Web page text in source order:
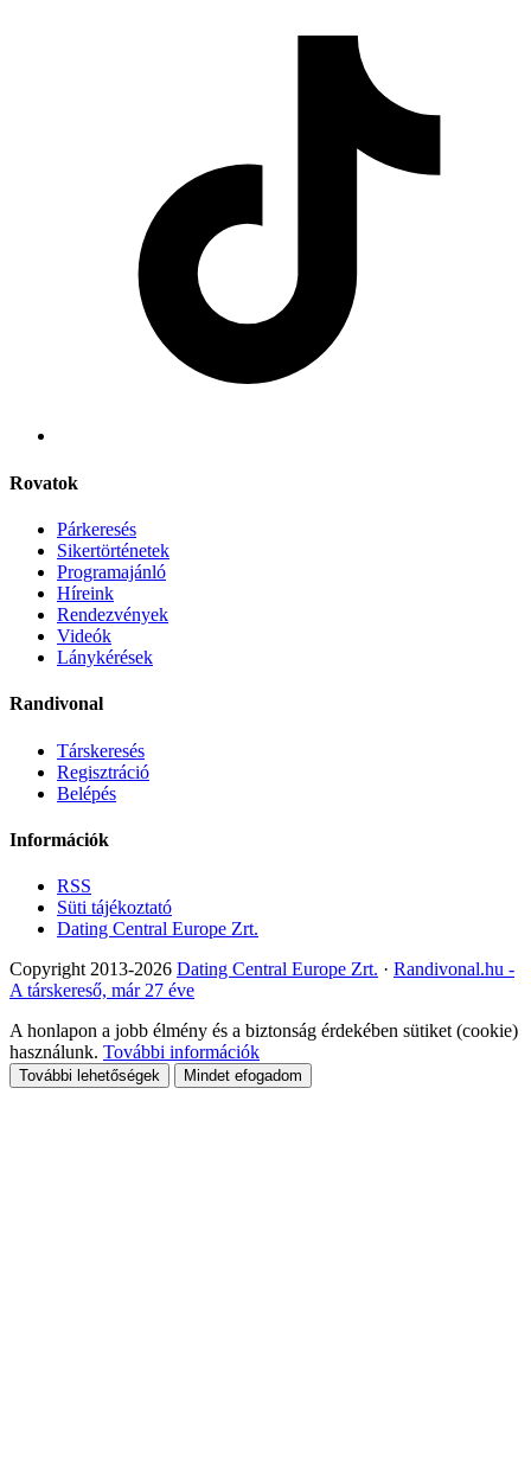
Rovatok
Párkeresés
Sikertörténetek
Programajánló
Híreink
Rendezvények
Videók
Lánykérések
Randivonal
Társkeresés
Regisztráció
Belépés
Információk
RSS
Süti tájékoztató
Dating Central Europe Zrt.
Copyright 2013-2026 Dating Central Europe Zrt. · Randivonal.hu -
A társkereső, már 27 éve
A honlapon a jobb élmény és a biztonság érdekében sütiket (cookie)
használunk. További információk
További lehetőségek Mindet efogadom